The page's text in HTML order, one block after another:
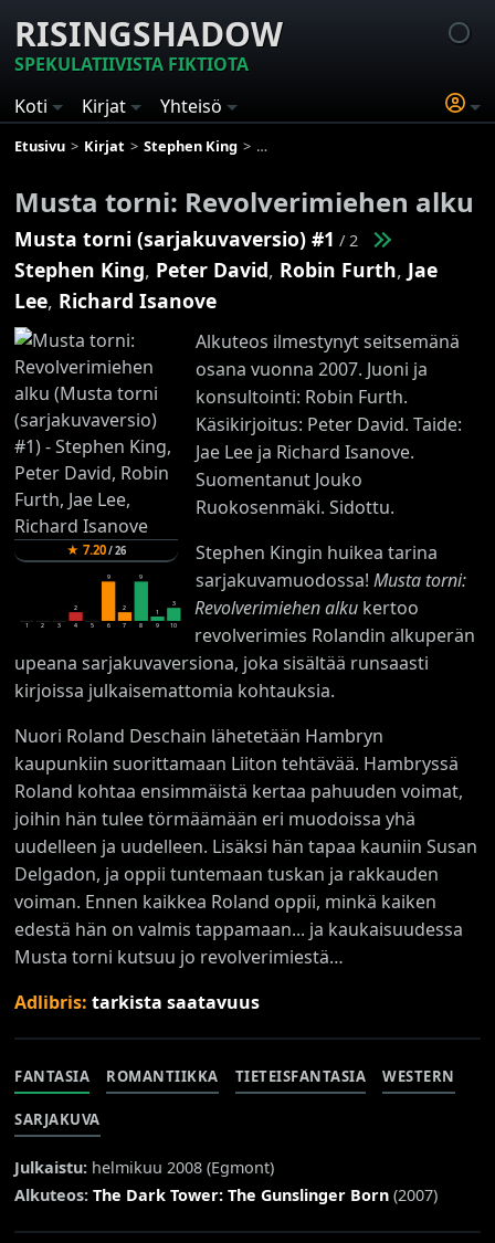
RISINGSHADOW
SPEKULATIIVISTA FIKTIOTA
Koti
Kirjat Yhteisö
Etusivu Kirjat Stephen King Musta torni (sarjakuvaversio)
Musta torni: Revolverimiehen alku
Musta torni (sarjakuvaversio) #1 / 2
Stephen King, Peter David, Robin Furth, Jae
Lee, Richard Isanove
★7.20/26
1 2 3
2
4 5
9
6
2
7
9
8
1
9
3
10
Alkuteos ilmestynyt seitsemänä
osana vuonna 2007. Juoni ja
konsultointi: Robin Furth.
Käsikirjoitus: Peter David. Taide:
Jae Lee ja Richard Isanove.
Suomentanut Jouko
Ruokosenmäki. Sidottu.
Stephen Kingin huikea tarina
sarjakuvamuodossa! Musta torni:
Revolverimiehen alkukertoo
revolverimies Rolandin alkuperän
upeana sarjakuvaversiona, joka sisältää runsaasti
kirjoissa julkaisemattomia kohtauksia.
Nuori Roland Deschain lähetetään Hambryn
kaupunkiin suorittamaan Liiton tehtävää. Hambryssä
Roland kohtaa ensimmäistä kertaa pahuuden voimat,
joihin hän tulee törmäämään eri muodoissa yhä
uudelleen ja uudelleen. Lisäksi hän tapaa kauniin Susan
Delgadon, ja oppii tuntemaan tuskan ja rakkauden
voiman. Ennen kaikkea Roland oppii, minkä kaiken
edestä hän on valmis tappamaan... ja kaukaisuudessa
Musta torni kutsuu jo revolverimiestä…
Adlibris:tarkista saatavuus
FANTASIA ROMANTIIKKA TIETEISFANTASIA WESTERN
SARJAKUVA
Julkaistu: helmikuu 2008 (Egmont)
Alkuteos: The Dark Tower: The Gunslinger Born (2007)